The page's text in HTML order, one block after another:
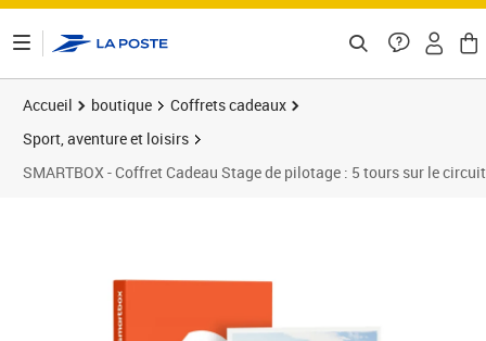
Accueil boutique
Coffrets cadeaux
Sport, aventure et loisirs
SMARTBOX - Coffret Cadeau Stage de pilotage : 5 tours sur le